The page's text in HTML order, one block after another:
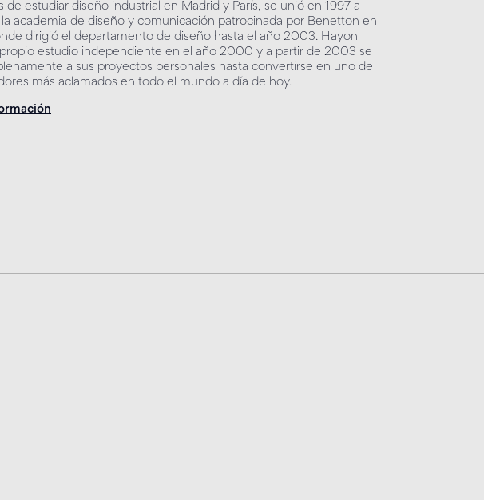
de estudiar diseño industrial en Madrid y París, se unió en 1997 a
la academia de diseño y comunicación patrocinada por Benetton en
dirigió el departamento de diseño hasta el año 2003. Hayon
estudio independiente en el año 2000 y a partir de 2003 se
a sus proyectos personales hasta convertirse en uno de
más aclamados en todo el mundo a día de hoy.